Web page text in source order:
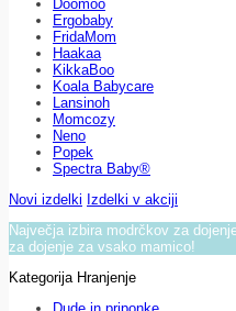
Doomoo
Ergobaby
FridaMom
Haakaa
KikkaBoo
Koala Babycare
Lansinoh
Momcozy
Neno
Popek
Spectra Baby®
Novi izdelki Izdelki v akciji
Največja izbira modrčkov za
za dojenje za vsako mamico!
Kategorija Hranjenje